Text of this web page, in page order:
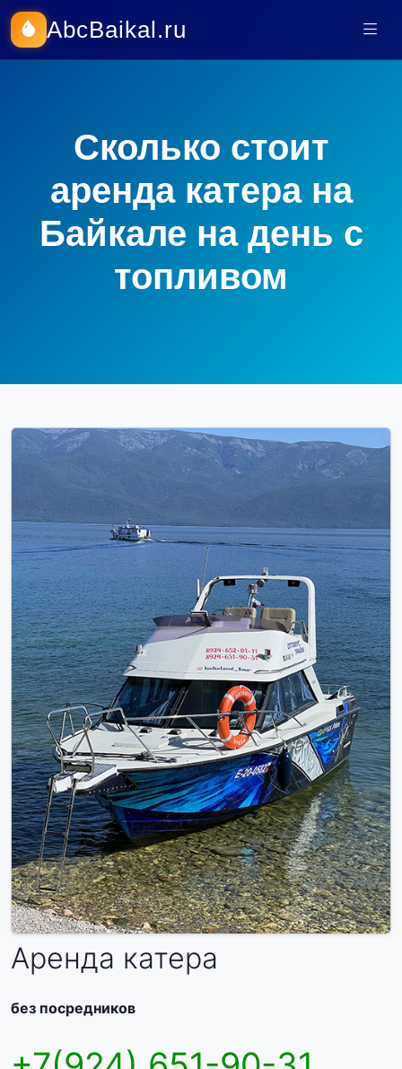
AbcBaikal.ru
Сколько стоит
аренда катера на
Байкале на день с
топливом
Аренда катера
без посредников